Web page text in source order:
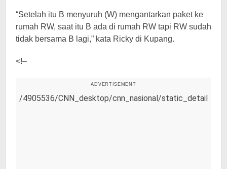
“Setelah itu B menyuruh (W) mengantarkan paket ke
rumah RW, saat itu B ada di rumah RW tapi RW sudah
tidak bersama B lagi,” kata Ricky di Kupang.
<!–
ADVERTISEMENT
/4905536/CNN_desktop/cnn_nasional/static_detail